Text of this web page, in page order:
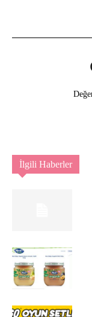
İlgili Haberler